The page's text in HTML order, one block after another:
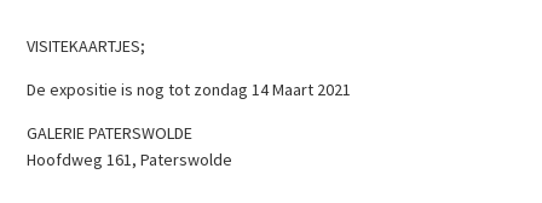
VISITEKAARTJES;
De expositie is nog tot zondag 14 Maart 2021
GALERIE PATERSWOLDE
Hoofdweg 161, Paterswolde